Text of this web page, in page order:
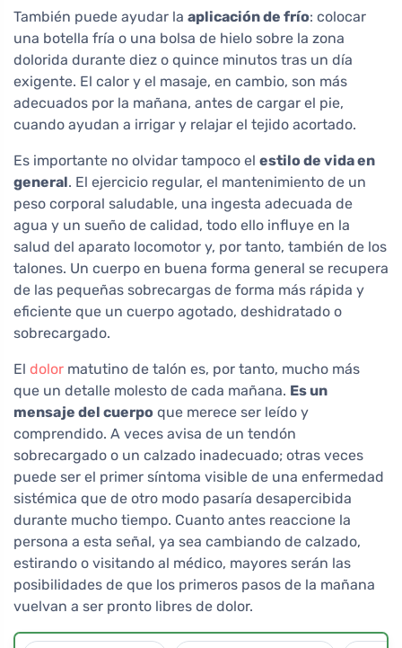
También puede ayudar la aplicación de frío: colocar
una botella fría o una bolsa de hielo sobre la zona
dolorida durante diez o quince minutos tras un día
exigente. El calor y el masaje, en cambio, son más
adecuados por la mañana, antes de cargar el pie,
cuando ayudan a irrigar y relajar el tejido acortado.
Es importante no olvidar tampoco el estilo de vida en
general. El ejercicio regular, el mantenimiento de un
peso corporal saludable, una ingesta adecuada de
agua y un sueño de calidad, todo ello influye en la
salud del aparato locomotor y, por tanto, también de los
talones. Un cuerpo en buena forma general se recupera
de las pequeñas sobrecargas de forma más rápida y
eficiente que un cuerpo agotado, deshidratado o
sobrecargado.
El dolor matutino de talón es, por tanto, mucho más
que un detalle molesto de cada mañana. Es un
mensaje del cuerpo que merece ser leído y
comprendido. A veces avisa de un tendón
sobrecargado o un calzado inadecuado; otras veces
puede ser el primer síntoma visible de una enfermedad
sistémica que de otro modo pasaría desapercibida
durante mucho tiempo. Cuanto antes reaccione la
persona a esta señal, ya sea cambiando de calzado,
estirando o visitando al médico, mayores serán las
posibilidades de que los primeros pasos de la mañana
vuelvan a ser pronto libres de dolor.